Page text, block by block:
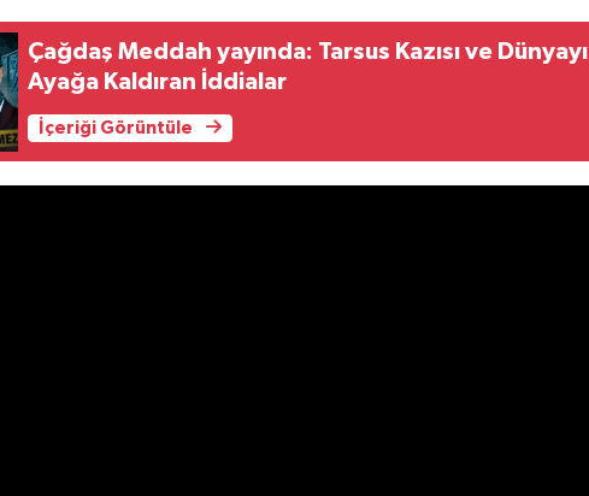
Çağdaş Meddah yayında: Tarsus Kazısı ve Dünyayı
Ayağa Kaldıran İddialar
İçeriği Görüntüle